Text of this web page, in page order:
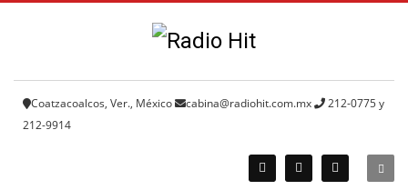
Coatzacoalcos, Ver., México cabina@radiohit.com.mx
212-0775 y
212-9914